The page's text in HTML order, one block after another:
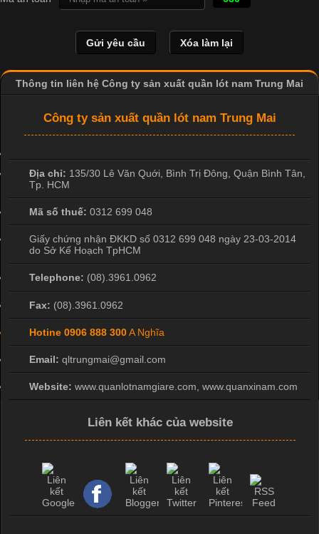
May Mặc Trong ngành in ấn và thời trang, in chuyển nhiệt đang
hình ảnh sắc nét và bền màu. Đặc biệt, kỹ thuật này được ứng
dụng rộng rãi trong sản xuất áo thun, đồ thể thao
Thông tin liên hệ Công ty sản xuất quần lót nam Trung Mai
Công ty sản xuất quần lót nam Trung Mai
Địa chỉ: 135/30 Lê Văn Quới, Bình Trị Đông Quận Bình Tân
Tp. HCM
Mã số thuế: 0312 699 048
Giấy chứng nhận ĐKKD số 0312 699 048 ngày 23-03-2014
do Sở Kế Hoạch TpHCM
Telephone: (08).3961.0962
Fax: (08).3961.0962
Hotine 0906 888 300A Nghĩa
Email: qltrungmai@gmail.com
Website: www.quanlotnamgiare.com, www.quanxinam.com
Liên kết khác của website